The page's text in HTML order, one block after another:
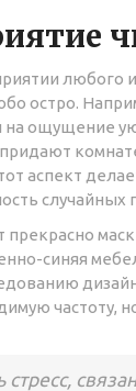
любого
остро.
на ощущение
аспект
случайных
синяя
частоту,